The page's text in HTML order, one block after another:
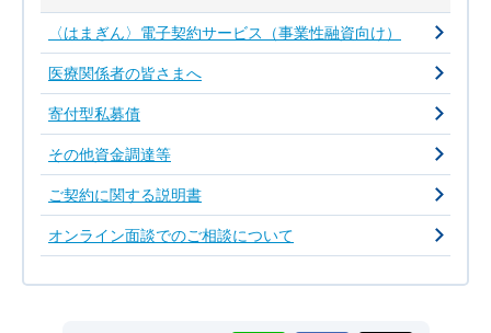
〈はまぎん〉電子契約サービス（事業性融資向け）
医療関係者の皆さまへ
寄付型私募債
その他資金調達等
ご契約に関する説明書
オンライン面談でのご相談について